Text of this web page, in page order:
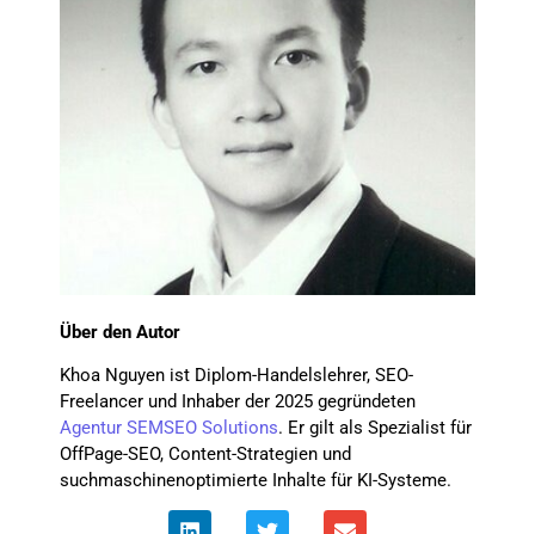
Über den Autor
Khoa Nguyen ist Diplom-Handelslehrer, SEO-
Freelancer und Inhaber der 2025 gegründeten
Agentur SEMSEO Solutions. Er gilt als Spezialist für
OffPage-SEO, Content-Strategien und
suchmaschinenoptimierte Inhalte für KI-Systeme.